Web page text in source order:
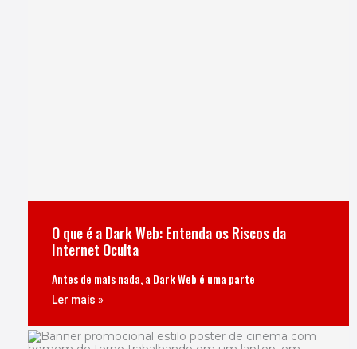
O que é a Dark Web: Entenda os Riscos da
Internet Oculta
Antes de mais nada, a Dark Web é uma parte
Ler mais »